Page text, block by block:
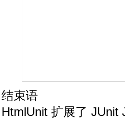
结束语
HtmlUnit 扩展了 JUnit